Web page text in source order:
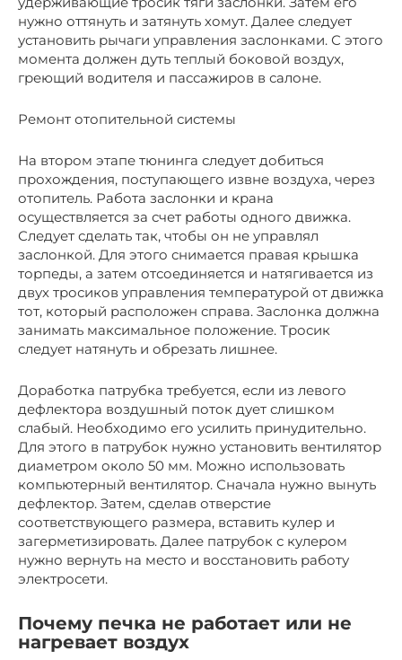
нужно оттянуть и затянуть хомут. Далее следует
установить рычаги управления заслонками. С этого
момента должен дуть теплый боковой воздух,
греющий водителя и пассажиров в салоне.
Ремонт отопительной системы
На втором этапе тюнинга следует добиться
прохождения, поступающего извне воздуха, через
отопитель. Работа заслонки и крана
осуществляется за счет работы одного движка.
Следует сделать так, чтобы он не управлял
заслонкой. Для этого снимается правая крышка
торпеды, а затем отсоединяется и натягивается из
двух тросиков управления температурой от движка
тот, который расположен справа. Заслонка должна
занимать максимальное положение. Тросик
следует натянуть и обрезать лишнее.
Доработка патрубка требуется, если из левого
дефлектора воздушный поток дует слишком
слабый. Необходимо его усилить принудительно.
Для этого в патрубок нужно установить вентилятор
диаметром около 50 мм. Можно использовать
компьютерный вентилятор. Сначала нужно вынуть
дефлектор. Затем, сделав отверстие
соответствующего размера, вставить кулер и
загерметизировать. Далее патрубок с кулером
нужно вернуть на место и восстановить работу
электросети.
Почему печка не работает или не
нагревает воздух